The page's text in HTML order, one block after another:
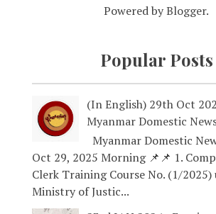
Powered byBlogger.
Popular Posts
(In English) 29th Oct
Myanmar Domestic
Myanmar Domestic
Oct 29, 2025 Morning 📌📌 1.
Clerk Training Course No. (1/
Ministry of Justic...